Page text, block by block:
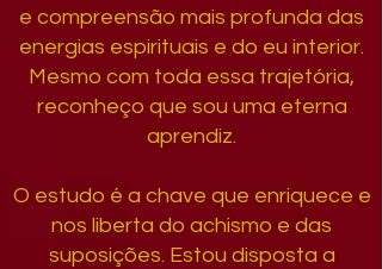
e compreensão mais profunda das
energias espirituais e do eu interior.
Mesmo com toda essa trajetória,
reconheço que sou uma eterna
aprendiz.
O estudo é a chave que enriquece e
nos liberta do achismo e das
suposições. Estou disposta a